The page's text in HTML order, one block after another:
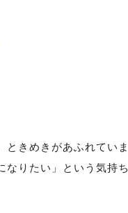
きめきがあふれていま
なりたい」という気持ち